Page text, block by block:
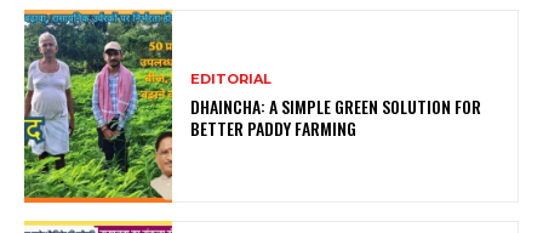
EDITORIAL
DHAINCHA: A SIMPLE GREEN SOLUTION FOR
BETTER PADDY FARMING